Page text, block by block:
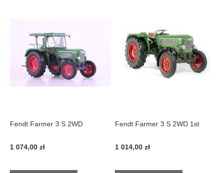
Fendt Farmer 3 S 2WD
1 074,00 zł
Fendt Farmer 3 S 2WD 1st
1 014,00 zł